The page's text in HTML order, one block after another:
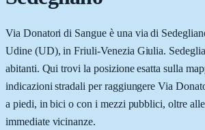
Via Donatori di Sangue è una via di
Udine (UD), in Friuli-Venezia Giulia.
abitanti. Qui trovi la posizione esatta sulla
indicazioni stradali per raggiungere Via
a piedi, in bici o con i mezzi pubblici, oltre
immediate vicinanze.